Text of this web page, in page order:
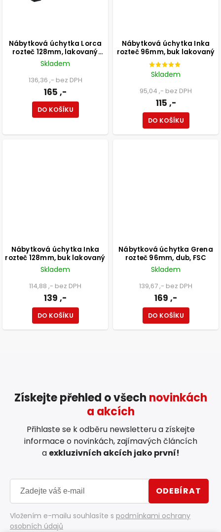
Nábytková úchytka Lorca
rozteč 128mm, lakovaný
přírodní dub, FSC
Skladem
136,36 ,- bez DPH
165 ,-
DO KOŠÍKU
Nábytková úchytka Inka
rozteč 96mm, buk lakovaný
Skladem
95,04 ,- bez DPH
115 ,-
DO KOŠÍKU
Nábytková úchytka Inka
rozteč 128mm, buk lakovaný
Skladem
114,88 ,- bez DPH
139 ,-
DO KOŠÍKU
Nábytková úchytka Grena
rozteč 96mm, dub, FSC
Skladem
139,67 ,- bez DPH
169 ,-
DO KOŠÍKU
Získejte přehled o všech novinkách
a akcích
Přihlaste se k odběru newsletteru a získejte
informace o novinkách, zajímavých článcích
a exkluzivních akcích jako první!
ODEBÍRAT
Vložením e-mailu souhlasíte s podmínkami ochrany
osobních údajů